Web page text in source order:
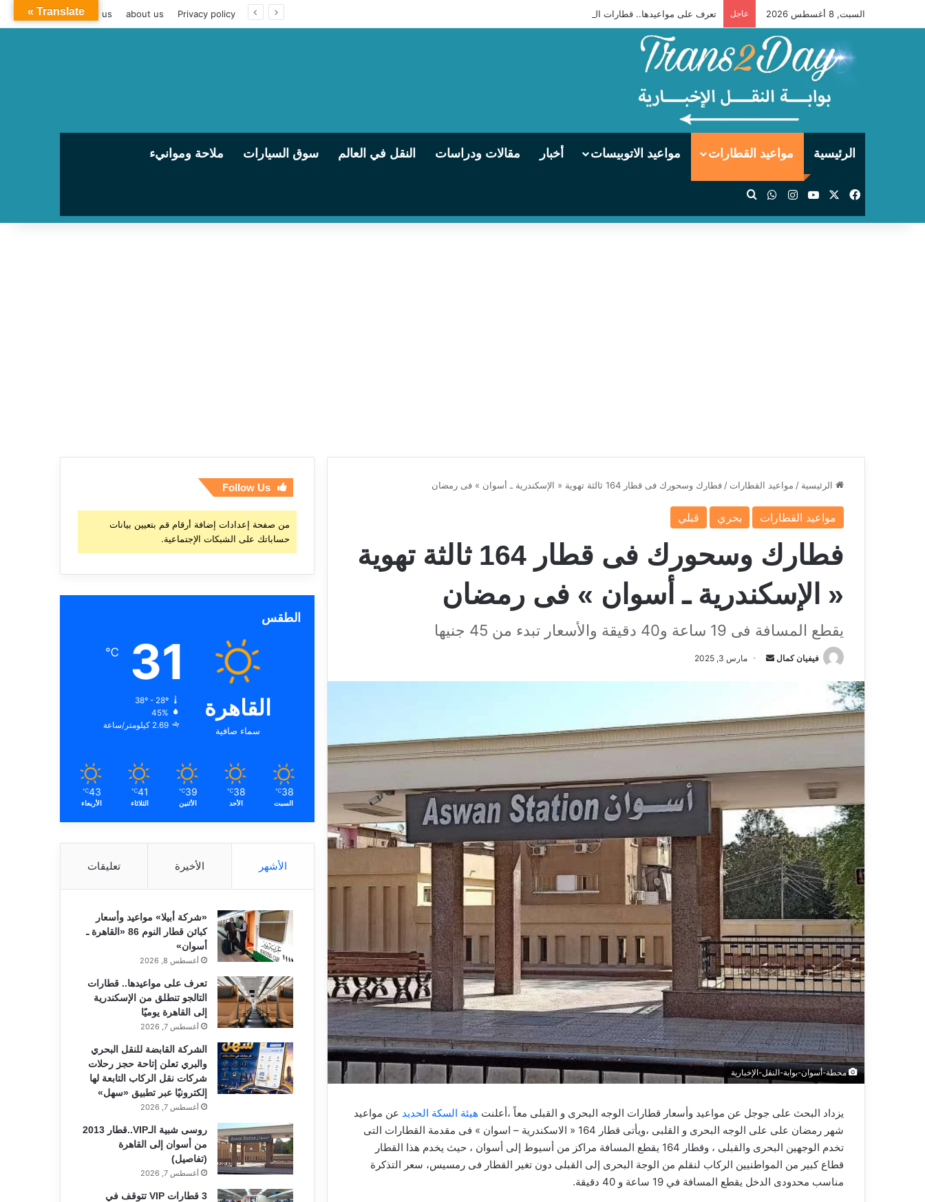
السبت, 8 أغسطس 2026 عاجل تعرف على مواعيدها.. قطارات التالجو تنطلق من الإسكندرية إلى القاهرة يوميًا Privacy policy
about us
contact us
الرئيسية مواعيد القطارات مواعيد الاتوبيسات أخبار مقالات ودراسات النقل في العالم سوق السيارات ملاحة وموانيء
فيسبوك ‫YouTubeانستقرام
واتساب
الرئيسية / مواعيد القطارات / فطارك وسحورك فى قطار 164 ثالثة تهوية « الإسكندرية ـ أسوان » فى رمضان
مواعيد القطارات بحري قبلي
فطارك وسحورك فى قطار 164 ثالثة تهوية
« الإسكندرية ـ أسوان » فى رمضان
يقطع المسافة فى 19 ساعة و40 دقيقة والأسعار تبدء من 45 جنيها
فيفيان كمال
ب
ر
د
إ
ل
ك
ت
ر
و
ن
ي
ا
مارس 3, 2025
محطة-أسوان-بوابة-النقل-الإخبارية
يزداد البحث على جوجل عن مواعيد وأسعار قطارات الوجه البحرى و القبلى معاً ،أعلنت هيئة السكة الحديد عن مواعيد
شهر رمضان على على الوجه البحرى و القلبى ،ويأتى قطار 164 « الاسكندرية – اسوان » فى مقدمة القطارات التى
تخدم الوجهين البحرى والقبلى ، وقطار 164 يقطع المسافة مراكز من أسيوط إلى أسوان ، حيث يخدم هذا القطار
قطاع كبير من المواطنيين الركاب لنقلم من الوجة البحرى إلى القبلى دون تغير القطار فى رمسيس، سعر التذكرة
مناسب محدودى الدخل يقطع المسافة في 19 ساعة و 40 دقيقة.
Follow Us
من صفحة إعدادات إضافة أرقام قم بتعيين بيانات
حساباتك على الشبكات الإجتماعية.
الطقس
القاهرة
سماء صافية
31
℃
38º - 28º
45%
2.69 كيلومتر/ساعة
38
℃
السبت
38
℃
الأحد
39
℃
الأثنين
41
℃
الثلاثاء
43
℃
الأربعاء
الأشهر الأخيرة تعليقات
«شركة أبيلا» مواعيد وأسعار
كبائن قطار النوم 86 «القاهرة ـ
أسوان»
أغسطس 8, 2026
تعرف على مواعيدها.. قطارات
التالجو تنطلق من الإسكندرية
إلى القاهرة يوميًا
أغسطس 7, 2026
الشركة القابضة للنقل البحري
والبري تعلن إتاحة حجز رحلات
شركات نقل الركاب التابعة لها
إلكترونيًا عبر تطبيق «سهل»
أغسطس 7, 2026
روسى شبية الـVIP..قطار 2013
من أسوان إلى القاهرة
(تفاصيل)
أغسطس 7, 2026
3 قطارات VIP تتوقف في
Translate »